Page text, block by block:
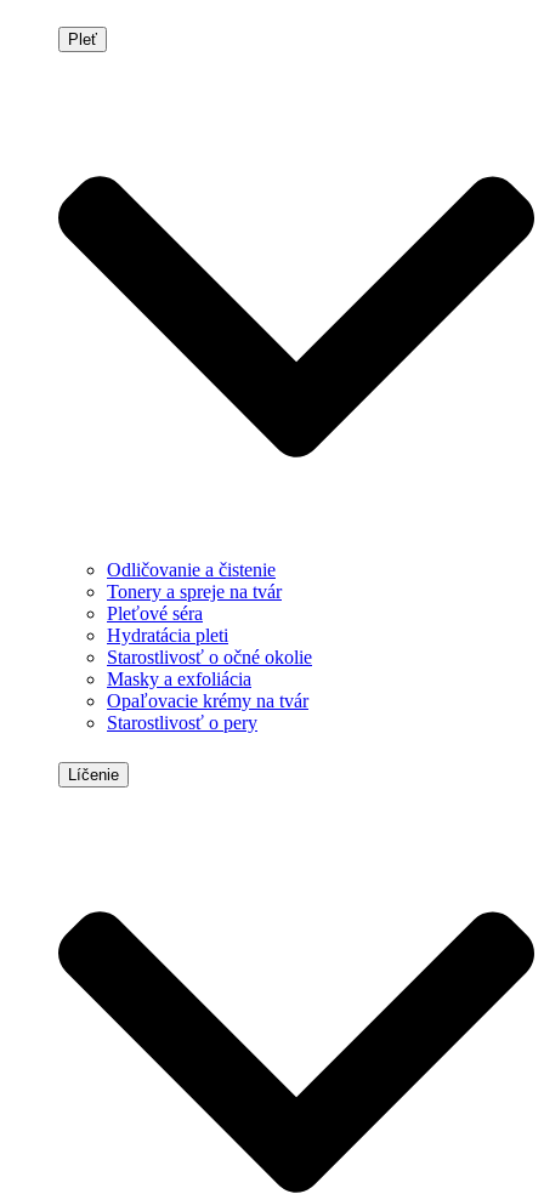
Pleť
Odličovanie a čistenie
Tonery a spreje na tvár
Pleťové séra
Hydratácia pleti
Starostlivosť o očné okolie
Masky a exfoliácia
Opaľovacie krémy na tvár
Starostlivosť o pery
Líčenie